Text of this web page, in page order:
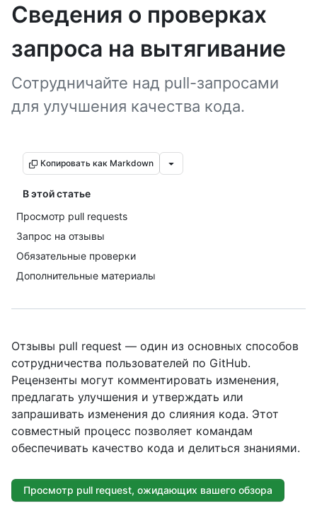
Сведения о проверках
запроса на вытягивание
Сотрудничайте над pull-запросами
для улучшения качества кода.
Копировать как Markdown
В этой статье
Просмотр pull requests
Запрос на отзывы
Обязательные проверки
Дополнительные материалы
Отзывы pull request — один из основных способов
сотрудничества пользователей по GitHub.
Рецензенты могут комментировать изменения,
предлагать улучшения и утверждать или
запрашивать изменения до слияния кода. Этот
совместный процесс позволяет командам
обеспечивать качество кода и делиться знаниями.
Просмотр pull request, ожидающих вашего обзора